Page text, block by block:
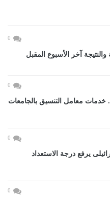
0
والنتيجة آخر الأسبوع المقبل
0
المرحلة الأولى 2026.. خدمات معامل التنسيق بالجامعات
0
يرفع درجة الاستعداد
0